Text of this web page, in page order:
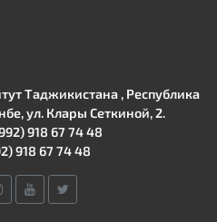
Таджикистана , Республика
ул. Клары Сеткиной, 2.
918 67 74 48
918 67 74 48